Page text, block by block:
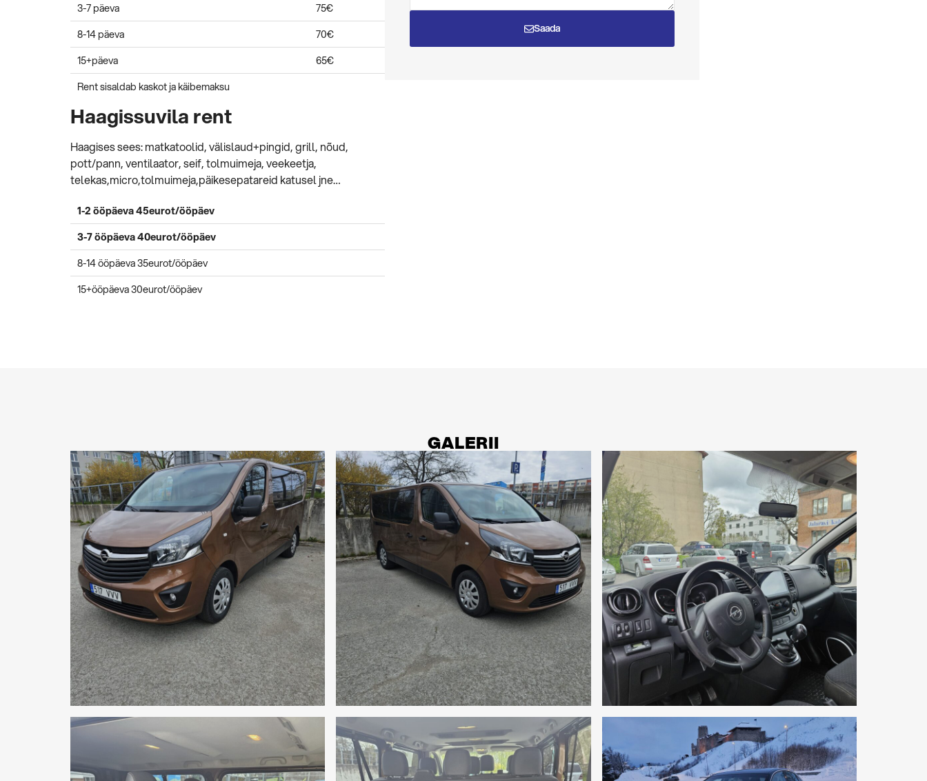
3-7 päeva
75€
8-14 päeva
70€
15+päeva
65€
Rent sisaldab kaskot ja käibemaksu
Haagissuvila rent
Haagises sees: matkatoolid, välislaud+pingid, grill, nõud,
pott/pann, ventilaator, seif, tolmuimeja, veekeetja,
telekas,micro,tolmuimeja,päikesepatareid katusel jne…
1-2 ööpäeva 45eurot/ööpäev
3-7 ööpäeva 40eurot/ööpäev
8-14 ööpäeva 35eurot/ööpäev
15+ööpäeva 30eurot/ööpäev
Saada
GALERII